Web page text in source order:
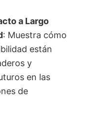
a Largo
: Muestra cómo
están
y
en las
de